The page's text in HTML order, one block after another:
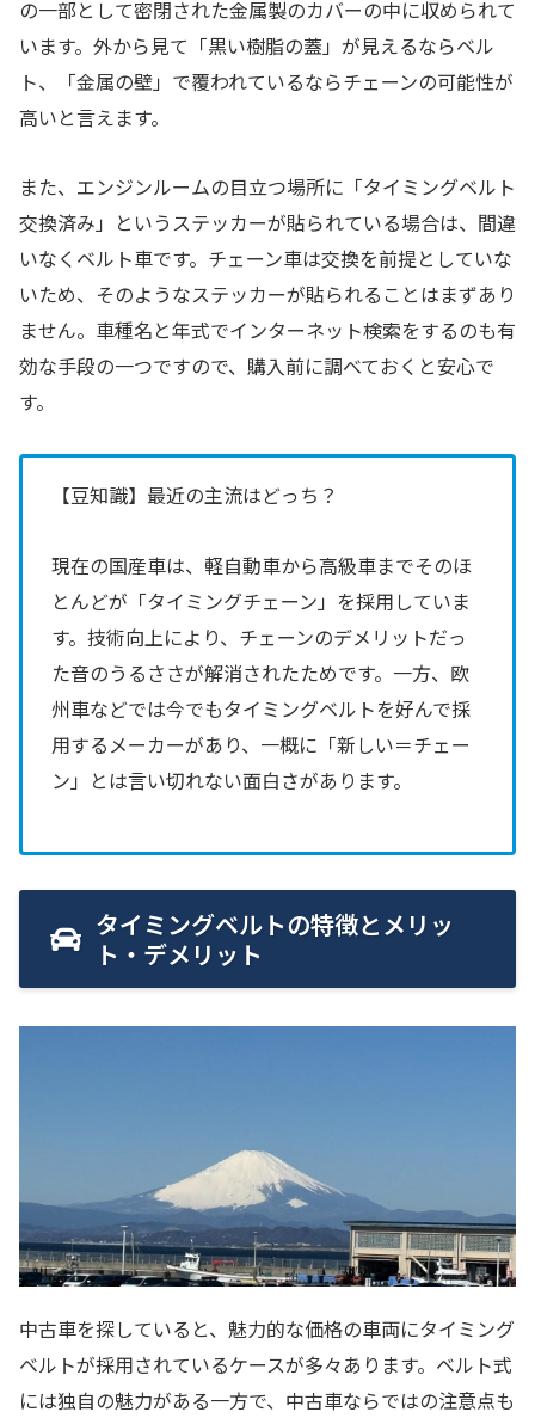
の一部として密閉された金属製のカバーの中に収められて
います。外から見て「黒い樹脂の蓋」が見えるならベル
ト、「金属の壁」で覆われているならチェーンの可能性が
高いと言えます。
また、エンジンルームの目立つ場所に「タイミングベルト
交換済み」というステッカーが貼られている場合は、間違
いなくベルト車です。チェーン車は交換を前提としていな
いため、そのようなステッカーが貼られることはまずあり
ません。車種名と年式でインターネット検索をするのも有
効な手段の一つですので、購入前に調べておくと安心で
す。
【豆知識】最近の主流はどっち？
現在の国産車は、軽自動車から高級車までそのほ
とんどが「タイミングチェーン」を採用していま
す。技術向上により、チェーンのデメリットだっ
た音のうるささが解消されたためです。一方、欧
州車などでは今でもタイミングベルトを好んで採
用するメーカーがあり、一概に「新しい＝チェー
ン」とは言い切れない面白さがあります。
タイミングベルトの特徴とメリッ
ト・デメリット
中古車を探していると、魅力的な価格の車両にタイミング
ベルトが採用されているケースが多々あります。ベルト式
には独自の魅力がある一方で、中古車ならではの注意点も